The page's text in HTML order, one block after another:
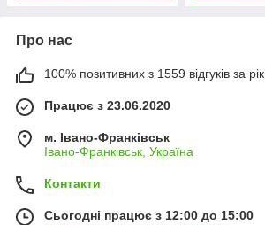
Про нас
100% позитивних з 1559 відгуків за рік
Працює з 23.06.2020
м. Івано-Франківськ
Івано-Франківськ, Україна
Контакти
Сьогодні працює з 12:00 до 15:00